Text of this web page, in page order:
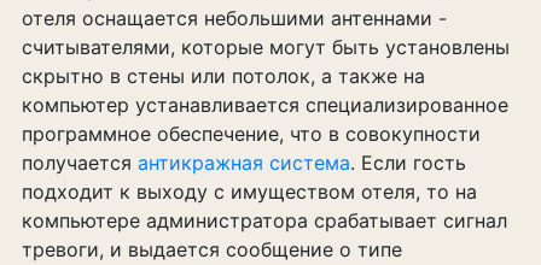
отеля оснащается небольшими антеннами -
считывателями, которые могут быть установлены
скрытно в стены или потолок, а также на
компьютер устанавливается специализированное
программное обеспечение, что в совокупности
получается антикражная система. Если гость
подходит к выходу с имуществом отеля, то на
компьютере администратора срабатывает сигнал
тревоги, и выдается сообщение о типе